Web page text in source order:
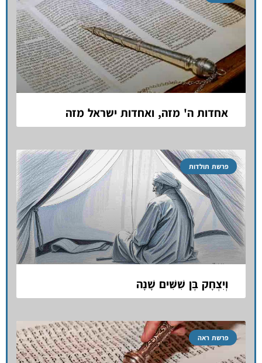
אחדות ה' מזה, ואחדות ישראל מזה
פרשת תולדות
וְיִצְחָק בֶּן שִׁשִּׁים שָׁנָה
פרשת ראה